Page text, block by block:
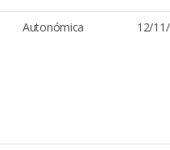
Autonómica 12/